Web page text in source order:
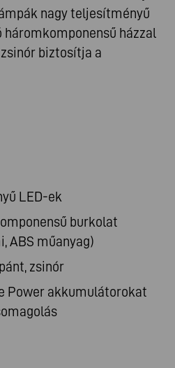
nagy teljesítményű
házzal
biztosítja a
LED-ek
burkolat
ABS műanyag)
zsinór
Power akkumulátorokat